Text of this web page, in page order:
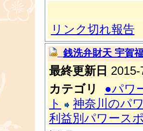
リンク切れ報告
銭洗弁財天 宇賀
最終更新日
カテゴリ
●パワ
ト
神奈川のパ
利益別パワース